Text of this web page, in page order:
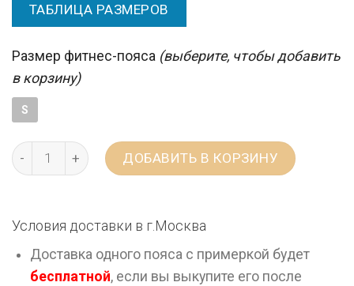
ТАБЛИЦА РАЗМЕРОВ
Размер фитнес-пояса (выберите, чтобы добавить
в корзину)
S
ДОБАВИТЬ В КОРЗИНУ
Условия доставки в г. Москва
Доставка одного пояса с примеркой будет
бесплатной, если вы выкупите его после